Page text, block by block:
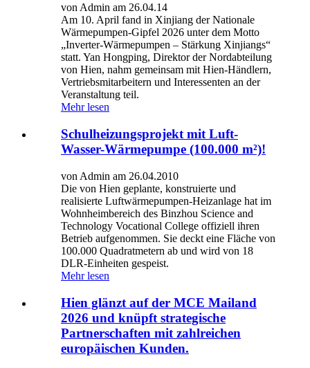
von Admin am 26.04.14
Am 10. April fand in Xinjiang der Nationale
Wärmepumpen-Gipfel 2026 unter dem Motto
„Inverter-Wärmepumpen – Stärkung Xinjiangs“
statt. Yan Hongping, Direktor der Nordabteilung
von Hien, nahm gemeinsam mit Hien-Händlern,
Vertriebsmitarbeitern und Interessenten an der
Veranstaltung teil.
Mehr lesen
Schulheizungsprojekt mit Luft-
Wasser-Wärmepumpe (100.000 m²)!
von Admin am 26.04.2010
Die von Hien geplante, konstruierte und
realisierte Luftwärmepumpen-Heizanlage hat im
Wohnheimbereich des Binzhou Science and
Technology Vocational College offiziell ihren
Betrieb aufgenommen. Sie deckt eine Fläche von
100.000 Quadratmetern ab und wird von 18
DLR-Einheiten gespeist.
Mehr lesen
Hien glänzt auf der MCE Mailand
2026 und knüpft strategische
Partnerschaften mit zahlreichen
europäischen Kunden.